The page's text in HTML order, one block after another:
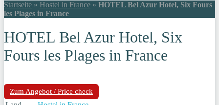
Startseite » Hostel in France » HOTEL Bel Azur Hotel, Six Fours
les Plages in France
HOTEL Bel Azur Hotel, Six
Fours les Plages in France
Zum Angebot / Price check